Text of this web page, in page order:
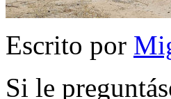
Escrito por
Si le